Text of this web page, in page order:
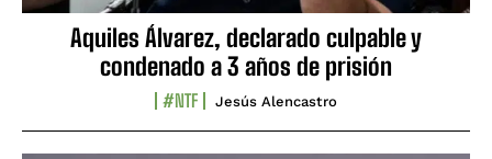
Aquiles Álvarez, declarado culpable y
condenado a 3 años de prisión
#NTF Jesús Alencastro